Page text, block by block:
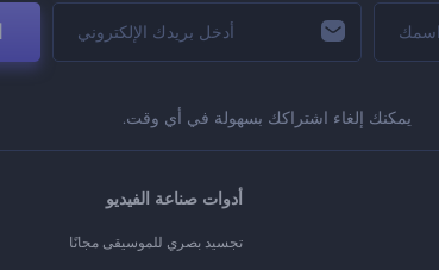
يمكنك إلغاء اشتراكك بسهولة في أي وقت.
أدوات صناعة الفيديو
تجسيد بصري للموسيقى مجانًا